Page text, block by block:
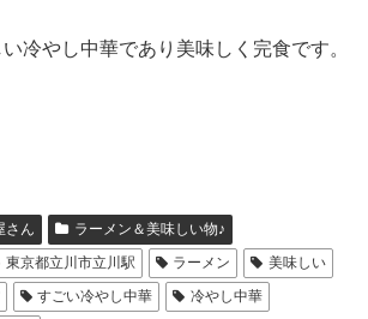
冷やし中華であり美味しく完食です。
さん
ラーメン＆美味しい物♪
東京都立川市立川駅 ラーメン
美味しい
すごい冷やし中華
冷やし中華